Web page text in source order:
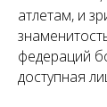
атлетам, и
федераций
доступная